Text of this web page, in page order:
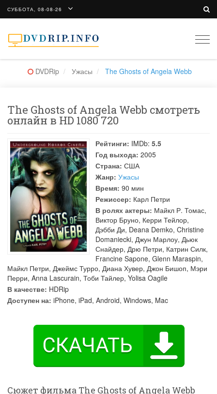
СУББОТА, 08-08-26
DVDRip Ужасы The Ghosts of Angela Webb
The Ghosts of Angela Webb смотреть
онлайн в HD 1080 720
Рейтинги: IMDb: 5.5
Год выхода: 2005
Страна: США
Жанр: Ужасы
Время: 90 мин
Режиссер: Карл Петри
В ролях актеры: Майкл Р. Томас,
Виктор Бруно, Керри Тейлор,
Дэбби Ди, Deana Demko, Christine
Domaniecki, Джун Марлоу, Дьюк
Снайдер, Дрю Петри, Катрин Силк,
Francine Sapone, Glenn Maraspin,
Майкл Петри, Джеймс Турро, Диана Хувер, Джон Бишоп, Мэри
Перри, Anna Lascurain, Тоби Тайлер, Yolisa Oagile
В качестве: HDRip
Доступен на: iPhone, iPad, Android, Windows, Mac
Сюжет фильма The Ghosts of Angela Webb